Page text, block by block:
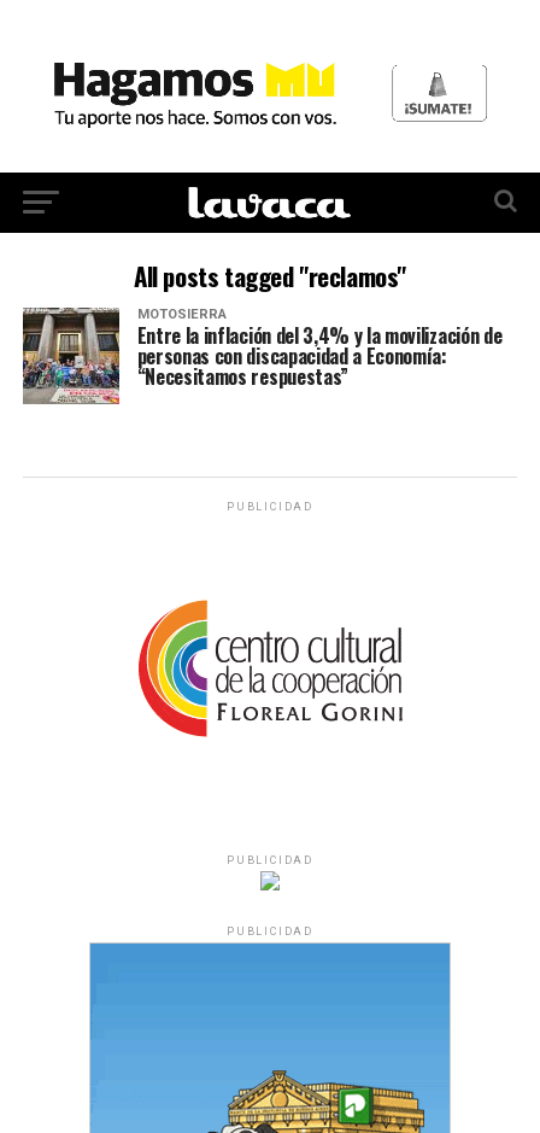
All posts tagged "reclamos"
MOTOSIERRA
Entre la inflación del 3,4% y la movilización de
personas con discapacidad a Economía:
“Necesitamos respuestas”
PUBLICIDAD
PUBLICIDAD
PUBLICIDAD